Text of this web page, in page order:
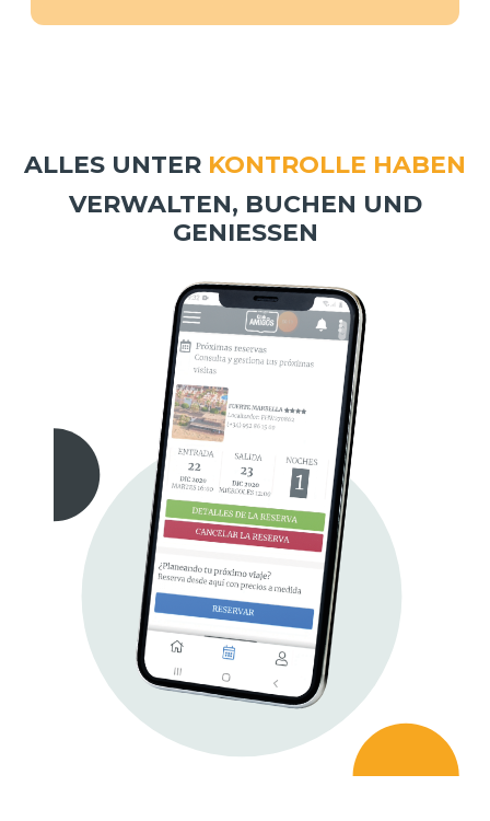
ALLES UNTER KONTROLLE HABEN
VERWALTEN, BUCHEN UND
GENIESSEN